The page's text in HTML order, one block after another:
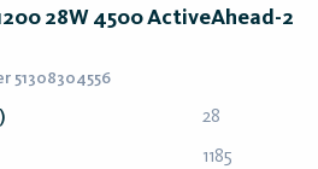
28W 4500 ActiveAhead-2
51308304556
28
1185